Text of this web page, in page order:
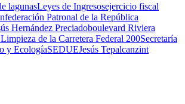
lagunasLeyes de Ingresosejercicio fiscal
Patronal de la República
Hernández Preciadoboulevard Riviera
de la Carretera Federal 200Secretaría
y EcologíaSEDUEJesús Tepalcanzint